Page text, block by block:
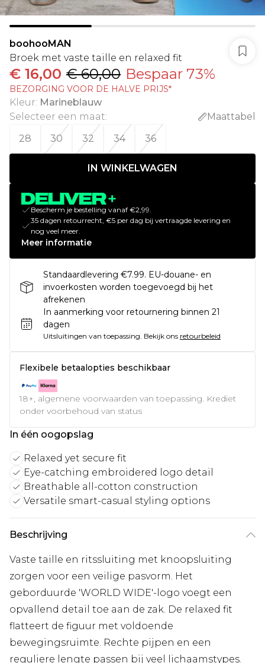
boohooMAN
Broek met vaste taille en relaxed fit
€ 16,00 € 60,00 Bespaar 73%
BEZORGING VOOR DE HALVE PRIJS*
Kleur: Marineblauw
Selecteer een maat:
Maattabel
28
30 32 34 36
IN WINKELWAGEN
Bescherm je bestelling vanaf €2,99.
35 dagen retourrecht, €5 per dag bij vertraagde levering en
nog veel meer.
Meer informatie
Standaardlevering €7.99. EU-douane- en
invoerkosten worden toegevoegd bij het
afrekenen
In aanmerking voor retournering binnen 21
dagen
Uitsluitingen van toepassing. Bekijk ons retourbeleid
Flexibele betaalopties beschikbaar
18+, algemene voorwaarden van toepassing. Krediet
onder voorbehoud van status
In één oogopslag
Relaxed yet secure fit
Eye-catching embroidered logo detail
Breathable all-cotton construction
Versatile smart-casual styling options
Beschrijving
Vaste taille en ritssluiting met knoopsluiting
zorgen voor een veilige pasvorm. Het
geborduurde 'WORLD WIDE'-logo voegt een
opvallend detail toe aan de zak. De relaxed fit
flatteert de figuur met voldoende
bewegingsruimte. Rechte pijpen en een
reguliere lengte passen bij veel lichaamstypes.